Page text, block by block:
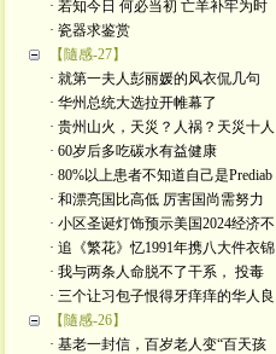
· 若知今日 何必当初 亡羊补牢为时
· 瓷器求鉴赏
【隨感-27】
· 就第一夫人彭丽媛的风衣侃几句
· 华州总统大选拉开帷幕了
· 贵州山火，天災？人祸？天災十人
· 60岁后多吃碳水有益健康
· 80%以上患者不知道自己是Prediab
· 和漂亮国比高低 厉害国尚需努力
· 小区圣诞灯饰预示美国2024经济不
· 追《繁花》忆1991年携八大件衣锦
· 我与两条人命脱不了干系， 投毒
· 三个让习包子恨得牙痒痒的华人良
【隨感-26】
· 基老一封信，百岁老人变“百天孩